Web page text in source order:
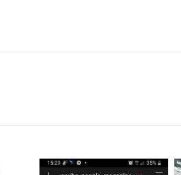
scuba_people_magazine